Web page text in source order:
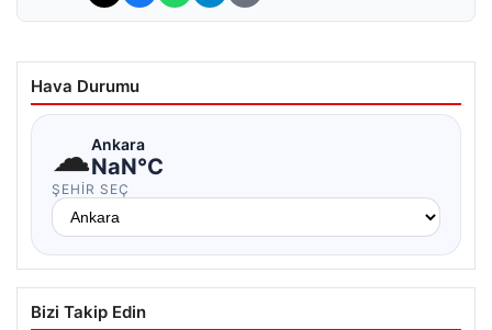
Hava Durumu
☁Ankara
NaN°C
ŞEHIR SEÇ
Bizi Takip Edin